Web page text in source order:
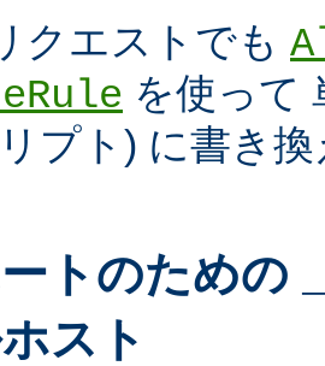
クエストでも
を使って
プト) に書き
トのための
スト